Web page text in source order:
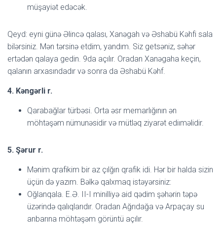
müşayiət edəcək.
Qeyd: eyni günə Əlincə qalası, Xanəgah və Əshabü Kəhfi sala
bilərsiniz. Mən tərsinə etdim, yandım. Siz getsəniz, səhər
ertədən qalaya gedin. 9da açılır. Oradan Xanəgaha keçin,
qalanın arxasındadır və sonra da Əshabü Kəhf.
4. Kəngərli r.
Qarabağlar türbəsi. Orta əsr memarlığının ən
möhtəşəm nümunəsidir və mütləq ziyarət ediıməlidir.
5. Şərur r.
Mənim qrafikim bir az çılğın qrafik idi. Hər bir halda sizin
üçün də yazım. Bəlkə qalxmaq istəyərsiniz:
Oğlanqala. E.Ə. II-I minilliyə aid qədim şəhərin təpə
üzərində qalıqlarıdır. Oradan Ağrıdağa və Arpaçay su
anbarına möhtəşəm görüntü açılır.